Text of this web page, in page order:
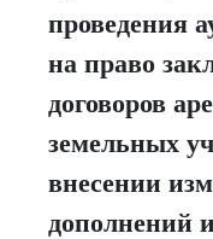
проведения
на право
договоров
земельных
внесении
дополнений и